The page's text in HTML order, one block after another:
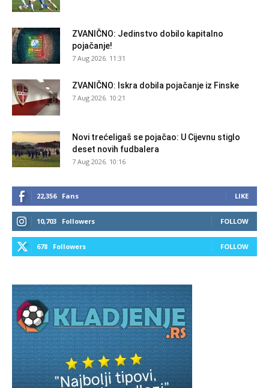
ZVANIČNO: Jedinstvo dobilo kapitalno
pojačanje!
7 Aug 2026. 11:31
ZVANIČNO: Iskra dobila pojačanje iz Finske
7 Aug 2026. 10:21
Novi trećeligaš se pojačao: U Cijevnu stiglo
deset novih fudbalera
7 Aug 2026. 10:16
22,356 Fans LIKE
10,703 Followers FOLLOW
678 Followers FOLLOW